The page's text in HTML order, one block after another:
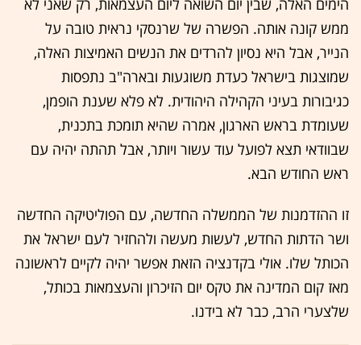
הימים האלה, שבין יום השואה ליום העצמאות, רק שאני לא
ממש קונה אותה. הפשרה של שרנסקי נראית טובה על
הנייר, אבל היא נסיון להרדים את הנשים האמיצות האלה,
שמוצגות בישראל כעדת משוגעות ובארה"ב נתפסות
כגיבורות בעיני הקהילה היהודית. לא פלא שענת הופמן,
שעומדת בראש הארגון, אמרה שהיא תומכת בתכנית,
שבוודאי תצא לפועל עוד עשור ויותר, אבל תהתה יהיה עם
ראש החודש הבא.
זו ההזדמנות של הממשלה החדשה, עם הפוליטיקה החדשה
ושר הדתות החדש, לעשות מעשה ולהחזיר לעם ישראל את
הכותל שלו. אולי בקדנציה הזאת אפשר יהיה לקיים לראשונה
מאז קום המדינה את טקס יום הזיכרון והעצמאות בכותל,
שלצערי הרב, כבר לא בידנו.